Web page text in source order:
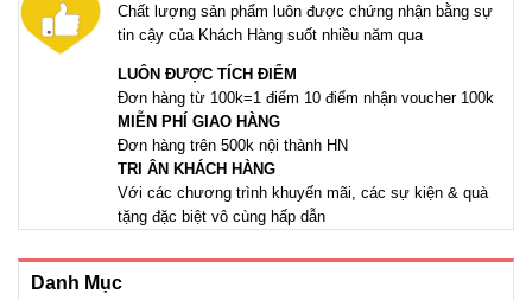
Chất lượng sản phẩm luôn được chứng nhận bằng sự
tin cậy của Khách Hàng suốt nhiều năm qua
LUÔN ĐƯỢC TÍCH ĐIỂM
Đơn hàng từ 100k=1 điểm 10 điểm nhận voucher 100k
MIỄN PHÍ GIAO HÀNG
Đơn hàng trên 500k nội thành HN
TRI ÂN KHÁCH HÀNG
Với các chương trình khuyến mãi, các sự kiện & quà
tặng đặc biệt vô cùng hấp dẫn
Danh Mục